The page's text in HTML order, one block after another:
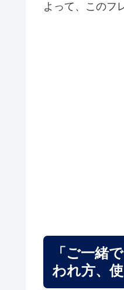
よって、このフ
「ご一緒
われ方、